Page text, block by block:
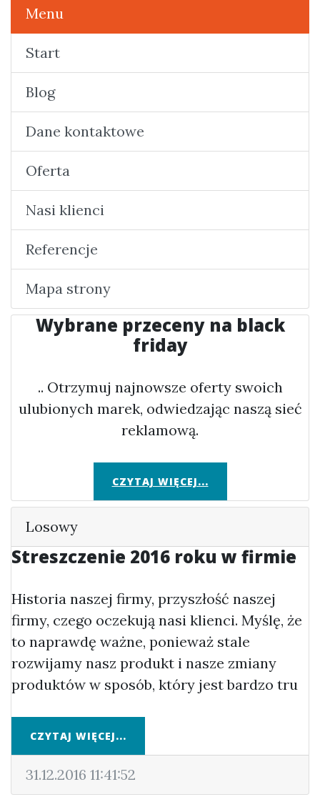
Menu
Start
Blog
Dane kontaktowe
Oferta
Nasi klienci
Referencje
Mapa strony
Wybrane przeceny na black
friday
.. Otrzymuj najnowsze oferty swoich
ulubionych marek, odwiedzając naszą sieć
reklamową.
CZYTAJ WIĘCEJ...
Losowy
Streszczenie 2016 roku w firmie
Historia naszej firmy, przyszłość naszej
firmy, czego oczekują nasi klienci. Myślę, że
to naprawdę ważne, ponieważ stale
rozwijamy nasz produkt i nasze zmiany
produktów w sposób, który jest bardzo tru
CZYTAJ WIĘCEJ...
31.12.2016 11:41:52